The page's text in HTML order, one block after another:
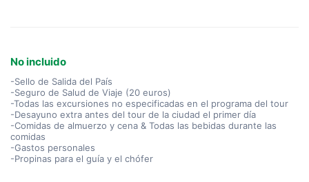
No incluido
-Sello de Salida del País
-Seguro de Salud de Viaje (20 euros)
-Todas las excursiones no especificadas en el programa del tour
-Desayuno extra antes del tour de la ciudad el primer día
-Comidas de almuerzo y cena & Todas las bebidas durante las
comidas
-Gastos personales
-Propinas para el guía y el chófer